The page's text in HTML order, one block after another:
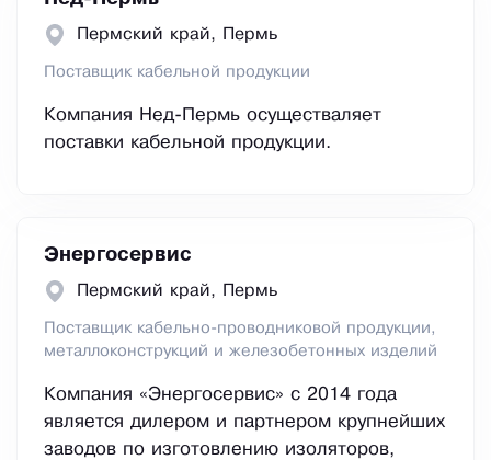
Пермский край, Пермь
Поставщик кабельной продукции
Компания Нед-Пермь осуществаляет
поставки кабельной продукции.
Энергосервис
Пермский край, Пермь
Поставщик кабельно-проводниковой продукции,
металлоконструкций и железобетонных изделий
Компания «Энергосервис» с 2014 года
является дилером и партнером крупнейших
заводов по изготовлению изоляторов,